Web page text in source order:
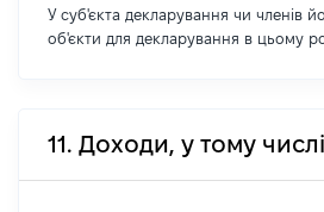
У суб'єкта декларування чи членів
об'єкти для декларування в цьому
11. Доходи, у тому